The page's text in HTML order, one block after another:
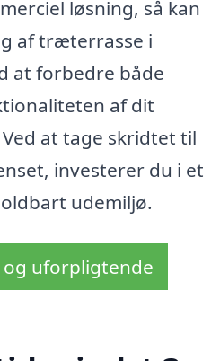
løsning, så kan
af træterrasse i
at forbedre både
af dit
at tage skridtet til
investerer du i et
udemiljø.
og uforpligtende